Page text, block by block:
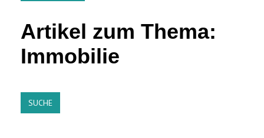
Artikel zum Thema:
Immobilie
SUCHE